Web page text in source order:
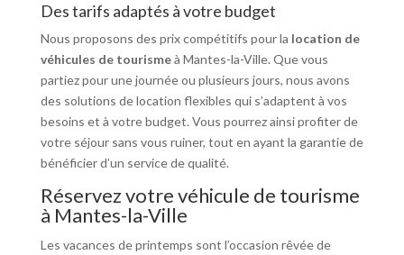
Des tarifs adaptés à votre budget
Nous proposons des prix compétitifs pour la location de
véhicules de tourismeà Mantes-la-Ville. Que vous
partiez pour une journée ou plusieurs jours, nous avons
des solutions de location flexibles qui s’adaptent à vos
besoins et à votre budget. Vous pourrez ainsi profiter de
votre séjour sans vous ruiner, tout en ayant la garantie de
bénéficier d’un service de qualité.
Réservez votre véhicule de tourisme
à Mantes-la-Ville
Les vacances de printemps sont l’occasion rêvée de